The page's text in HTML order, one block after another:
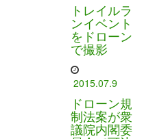
トレイルラ
ンイベント
をドローン
で撮影
2015.07.9
ドローン規
制法案が衆
議院内閣委